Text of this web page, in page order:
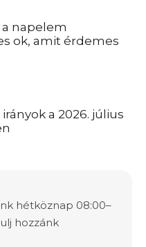
napelem
ok, amit érdemes
a 2026. július
hétköznap 08:00–
hozzánk